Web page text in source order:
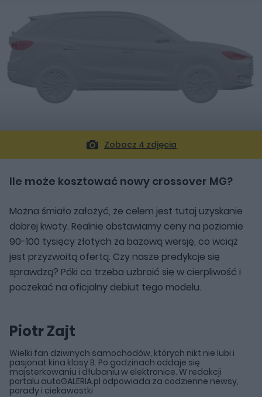
Zobacz 4 zdjęcia
Ile może kosztować nowy crossover MG?
Można śmiało założyć, że celem jest tutaj uzyskanie
dobrej kwoty. Realnie obstawiamy ceny na poziomie
90-100 tysięcy złotych za bazową wersję, co wciąż
jest przyzwoitą ofertą. Czy nasze predykcje się
sprawdzą? Póki co trzeba uzbroić się w cierpliwość i
poczekać na oficjalny debiut tego modelu.
Piotr Zajt
Wielki fan dziwnych samochodów, których nikt nie lubi i
pasjonat kina klasy B. Po godzinach oddaje się
majsterkowaniu i dłubaniu w elektronice. W redakcji
portalu autoGALERIA.pl odpowiada za codzienne newsy,
porady i ciekawostki